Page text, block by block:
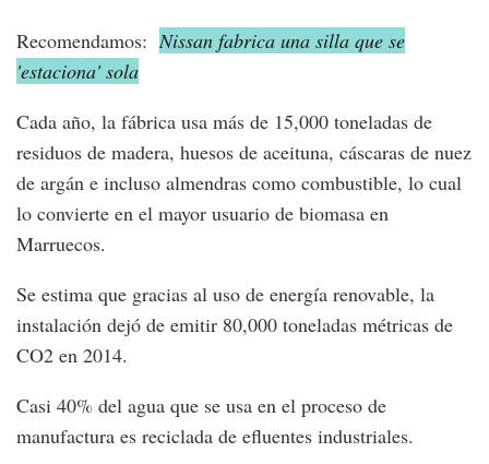
Recomendamos: Nissan fabrica una silla que se
'estaciona' sola
Cada año, la fábrica usa más de 15,000 toneladas de
residuos de madera, huesos de aceituna, cáscaras de nuez
de argán e incluso almendras como combustible, lo cual
lo convierte en el mayor usuario de biomasa en
Marruecos.
Se estima que gracias al uso de energía renovable, la
instalación dejó de emitir 80,000 toneladas métricas de
CO2 en 2014.
Casi 40% del agua que se usa en el proceso de
manufactura es reciclada de efluentes industriales.